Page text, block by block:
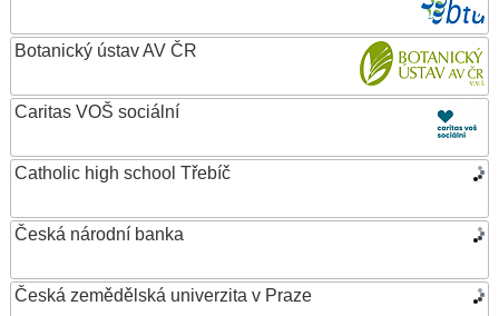
Botanický ústav AV ČR
Caritas VOŠ sociální
Catholic high school Třebíč
Česká národní banka
Česká zemědělská univerzita v Praze